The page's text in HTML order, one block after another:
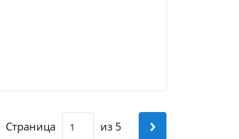
Страница из 5 ›